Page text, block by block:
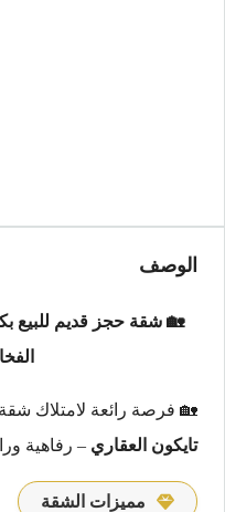
الوصف
🏡 شقة حجز قديم للبيع
🏡 فرصة رائعة لامتلاك شقة
تايكون العقاري – رفاهية
مميزات الشقة